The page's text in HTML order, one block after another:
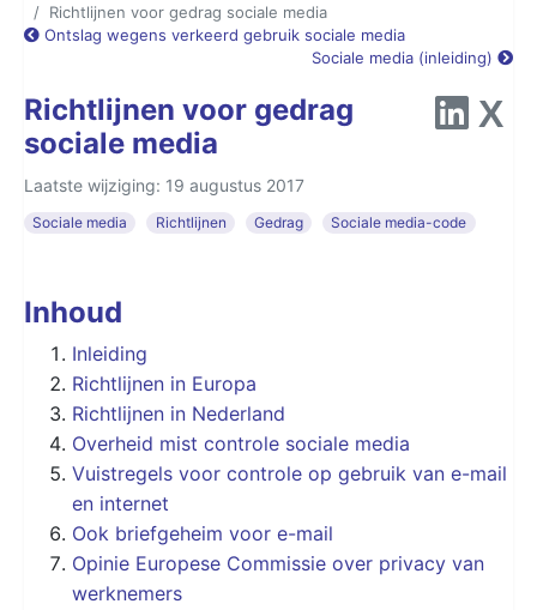
Richtlijnen voor gedrag sociale media
Ontslag wegens verkeerd gebruik sociale media
Sociale media (inleiding)
Richtlijnen voor gedrag
sociale media
Laatste wijziging: 19 augustus 2017
Sociale media Richtlijnen Gedrag Sociale media-code
Inhoud
Inleiding
Richtlijnen in Europa
Richtlijnen in Nederland
Overheid mist controle sociale media
Vuistregels voor controle op gebruik van e-mail
en internet
Ook briefgeheim voor e-mail
Opinie Europese Commissie over privacy van
werknemers